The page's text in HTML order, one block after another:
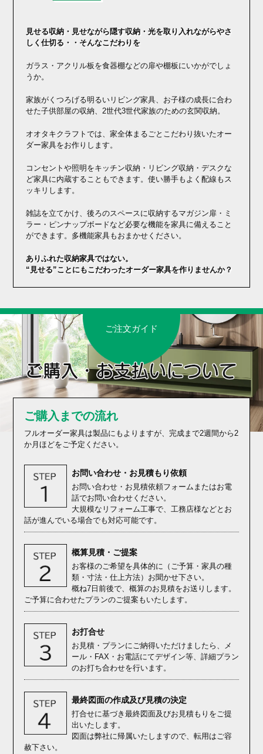
見せる収納・見せながら隠す収納・光を取り入れながらやさ
しく仕切る・・そんなこだわりを
ガラス・アクリル板を食器棚などの扉や棚板にいかがでしょ
うか。
家族がくつろげる明るいリビング家具、お子様の成長に合わ
せた子供部屋の収納、2世代3世代家族のための玄関収納。
オオタキクラフトでは、家全体まるごとこだわり抜いたオー
ダー家具をお作りします。
コンセントや照明をキッチン収納・リビング収納・デスクな
ど家具に内蔵することもできます。使い勝手もよく配線もス
ッキリします。
雑誌を立てかけ、後ろのスペースに収納するマガジン扉・ミ
ラー・ピンナップボードなど必要な機能を家具に備えること
ができます。多機能家具もおまかせください。
ありふれた収納家具ではない。
“見せる”ことにもこだわったオーダー家具を作りませんか？
ご注文ガイド
ご購入までの流れ
フルオーダー家具は製品にもよりますが、完成まで2週間から2
か月ほどをご予定ください。
お問い合わせ・お見積もり依頼
お問い合わせ・お見積依頼フォームまたはお電
話でお問い合わせください。
大規模なリフォーム工事で、工務店様などとお
話が進んでいる場合でも対応可能です。
概算見積・ご提案
お客様のご希望を具体的に（ご予算・家具の種
類・寸法・仕上方法）お聞かせ下さい。
概ね7日前後で、概算のお見積をお送りします。
ご予算に合わせたプランのご提案もいたします。
お打合せ
お見積・プランにご納得いただけましたら、メ
ール・FAX・お電話にてデザイン等、詳細プラン
のお打ち合わせを行います。
最終図面の作成及び見積の決定
打合せに基づき最終図面及びお見積もりをご提
出いたします。
図面は弊社に帰属いたしますので、転用はご容
赦下さい。